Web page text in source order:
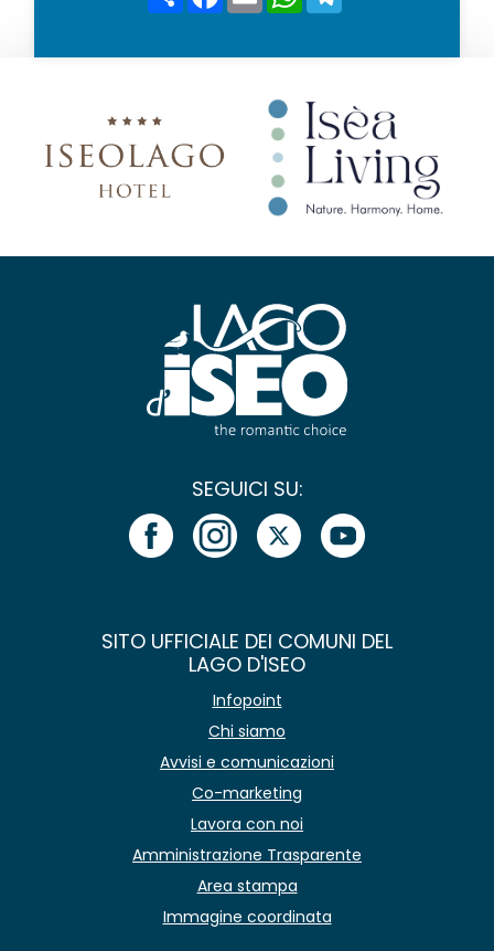
SEGUICI SU:
SITO UFFICIALE DEI COMUNI DEL
LAGO D'ISEO
Infopoint
Chi siamo
Avvisi e comunicazioni
Co-marketing
Lavora con noi
Amministrazione Trasparente
Area stampa
Immagine coordinata